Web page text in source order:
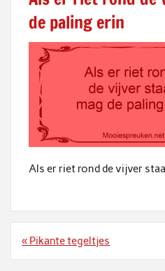
de paling erin
Als er riet rond de vijver
Bericht
« Pikante tegeltjes